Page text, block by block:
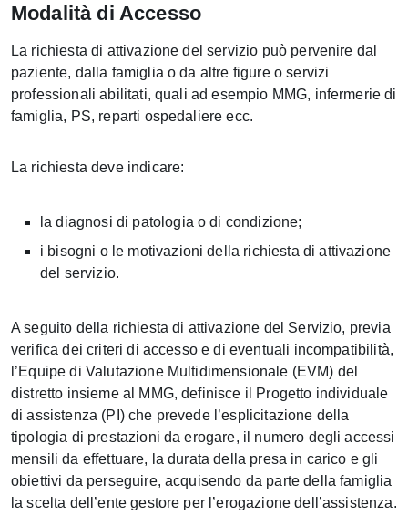
Modalità di Accesso
La richiesta di attivazione del servizio può pervenire dal
paziente, dalla famiglia o da altre figure o servizi
professionali abilitati, quali ad esempio MMG, infermerie di
famiglia, PS, reparti ospedaliere ecc.
La richiesta deve indicare:
la diagnosi di patologia o di condizione;
i bisogni o le motivazioni della richiesta di attivazione
del servizio.
A seguito della richiesta di attivazione del Servizio, previa
verifica dei criteri di accesso e di eventuali incompatibilità,
l’Equipe di Valutazione Multidimensionale (EVM) del
distretto insieme al MMG, definisce il Progetto individuale
di assistenza (PI) che prevede l’esplicitazione della
tipologia di prestazioni da erogare, il numero degli accessi
mensili da effettuare, la durata della presa in carico e gli
obiettivi da perseguire, acquisendo da parte della famiglia
la scelta dell’ente gestore per l’erogazione dell’assistenza.